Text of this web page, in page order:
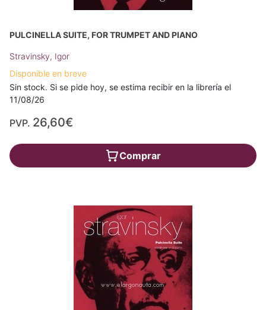
PULCINELLA SUITE, FOR TRUMPET AND PIANO
Stravinsky, Igor
Disponible en breve
Sin stock. Si se pide hoy, se estima recibir en la librería el
11/08/26
PVP. 26,60€
Comprar